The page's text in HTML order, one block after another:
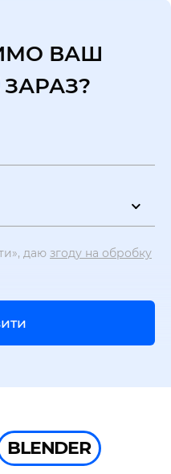
ВАШ
ЗАРАЗ?
даю згоду на обробку
BLENDER